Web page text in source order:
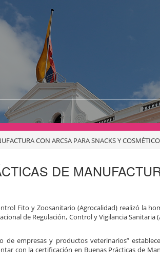
CON ARCSA PARA SNACKS Y
DE
Fito y Zoosanitario (Agrocalidad) realizó la
de Regulación, Control y Vigilancia Sanitaria
de empresas y productos veterinarios”
con la certificación en Buenas Prácticas de